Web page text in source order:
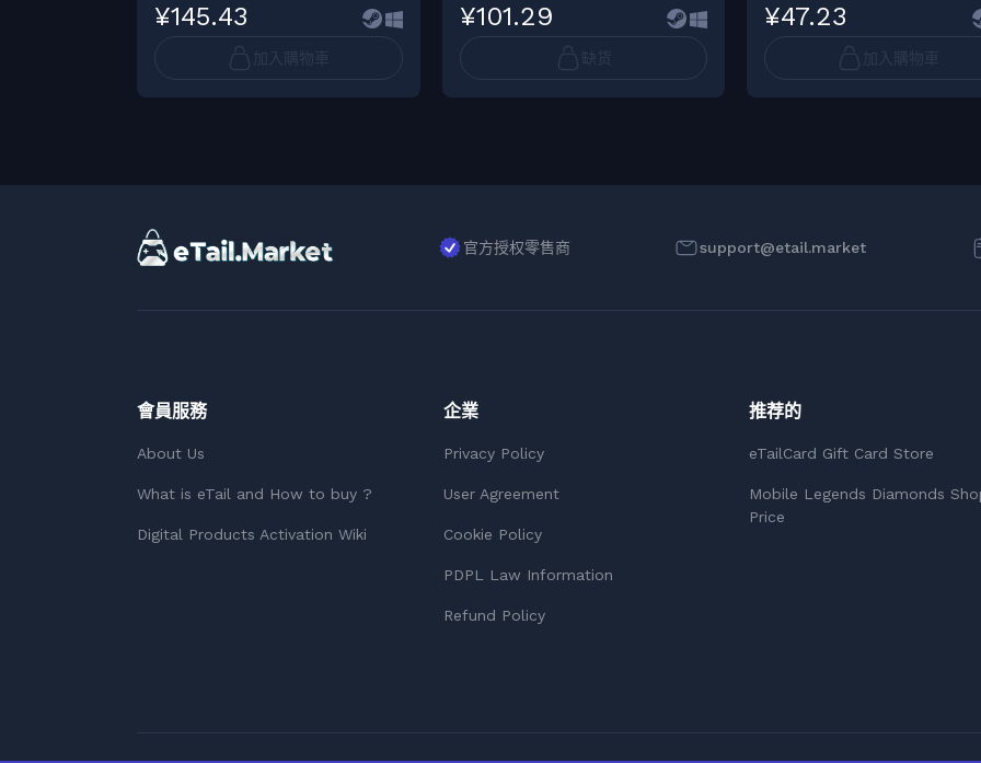
¥145.43
加入購物車
¥101.29
缺货
¥47.23
加入購物車
官方授权零售商 support@etail.market
會員服務
About Us
What is eTail and How to buy ?
Digital Products Activation Wiki
企業
Privacy Policy
User Agreement
Cookie Policy
PDPL Law Information
Refund Policy
推荐的
eTailCard Gift Card Store
Mobile Legends Diamonds
Price